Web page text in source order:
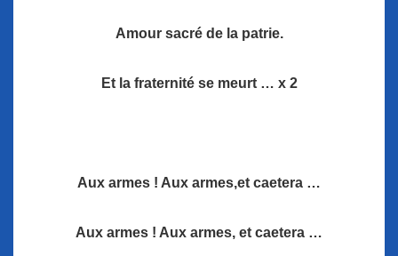
Amour sacré de la patrie.
Et la fraternité se meurt … x 2
Aux armes ! Aux armes,et caetera …
Aux armes ! Aux armes, et caetera …